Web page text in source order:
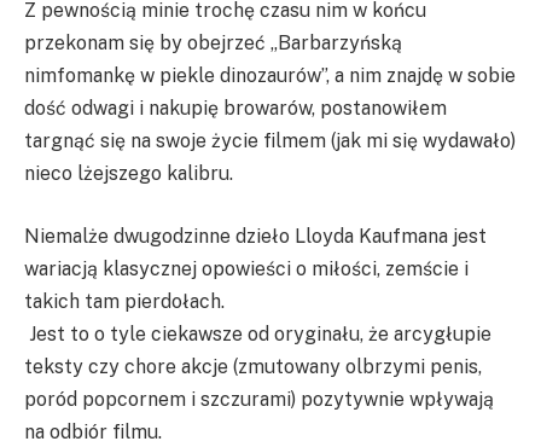
Z pewnością minie trochę czasu nim w końcu
przekonam się by obejrzeć „Barbarzyńską
nimfomankę w piekle dinozaurów”, a nim znajdę w sobie
dość odwagi i nakupię browarów, postanowiłem
targnąć się na swoje życie filmem (jak mi się wydawało)
nieco lżejszego kalibru.
Niemalże dwugodzinne dzieło Lloyda Kaufmana jest
wariacją klasycznej opowieści o miłości, zemście i
takich tam pierdołach.
Jest to o tyle ciekawsze od oryginału, że arcygłupie
teksty czy chore akcje (zmutowany olbrzymi penis,
poród popcornem i szczurami) pozytywnie wpływają
na odbiór filmu.